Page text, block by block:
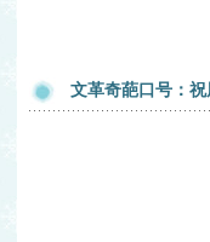
文革奇葩口号：